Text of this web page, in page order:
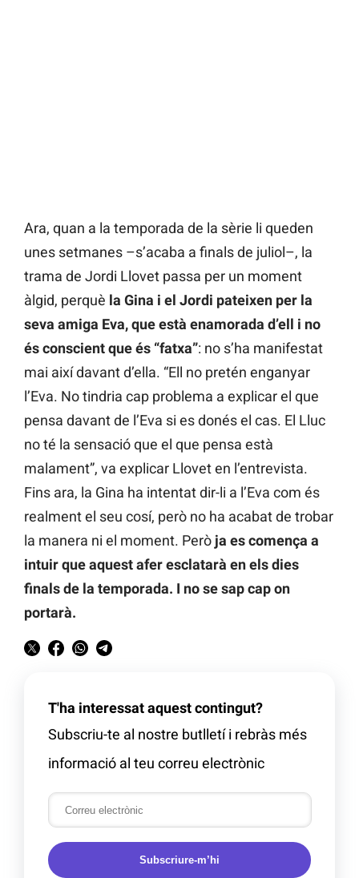
Ara, quan a la temporada de la sèrie li queden
unes setmanes –s’acaba a finals de juliol–, la
trama de Jordi Llovet passa per un moment
àlgid, perquè la Gina i el Jordi pateixen per la
seva amiga Eva, que està enamorada d’ell i no
és conscient que és “fatxa”: no s’ha manifestat
mai així davant d’ella. “Ell no pretén enganyar
l’Eva. No tindria cap problema a explicar el que
pensa davant de l’Eva si es donés el cas. El Lluc
no té la sensació que el que pensa està
malament”, va explicar Llovet en l’entrevista.
Fins ara, la Gina ha intentat dir-li a l’Eva com és
realment el seu cosí, però no ha acabat de trobar
la manera ni el moment. Però ja es comença a
intuir que aquest afer esclatarà en els dies
finals de la temporada. I no se sap cap on
portarà.
T'ha interessat aquest contingut?
Subscriu-te al nostre butlletí i rebràs més
informació al teu correu electrònic
Subscriure-m’hi